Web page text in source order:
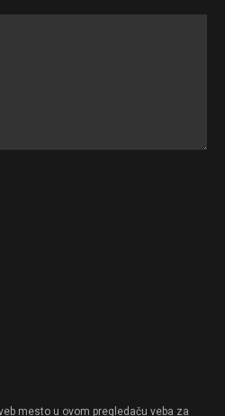
mesto u ovom pregledaču veba za